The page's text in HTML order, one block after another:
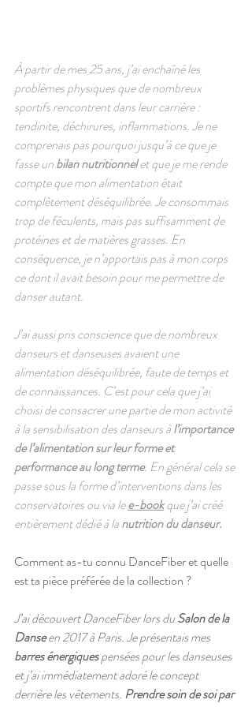
À partir de mes 25 ans, j’ai enchaîné les
problèmes physiques que de nombreux
sportifs rencontrent dans leur carrière :
tendinite, déchirures, inflammations. Je ne
comprenais pas pourquoi jusqu’à ce que je
fasse un bilan nutritionnel et que je me rende
compte que mon alimentation était
complètement déséquilibrée. Je consommais
trop de féculents, mais pas suffisamment de
protéines et de matières grasses. En
conséquence, je n’apportais pas à mon corps
ce dont il avait besoin pour me permettre de
danser autant.
J’ai aussi pris conscience que de nombreux
danseurs et danseuses avaient une
alimentation déséquilibrée, faute de temps et
de connaissances. C’est pour cela que j’ai
choisi de consacrer une partie de mon activité
à la sensibilisation des danseurs à l’importance
de l’alimentation sur leur forme et
performance au long terme. En général cela se
passe sous la forme d’interventions dans les
conservatoires ou via le e-book que j’ai créé
entièrement dédié à la nutrition du danseur.
Comment as-tu connu DanceFiber et quelle
est ta pièce préférée de la collection ?
J’ai découvert DanceFiber lors du Salon de la
Danse en 2017 à Paris. Je présentais mes
barres énergiques pensées pour les danseuses
et j’ai immédiatement adoré le concept
derrière les vêtements. Prendre soin de soi par